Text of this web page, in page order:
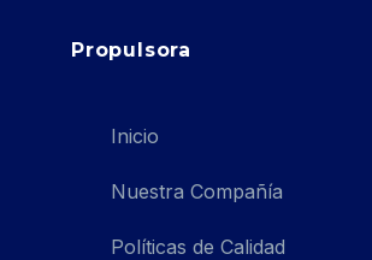
Propulsora
Inicio
Nuestra Compañía
Políticas de Calidad